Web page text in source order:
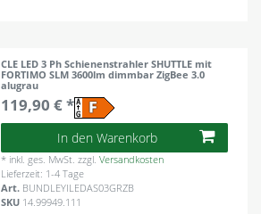
CLE LED 3 Ph Schienenstrahler SHUTTLE mit
FORTIMO SLM 3600lm dimmbar ZigBee 3.0
alugrau
119,90 € *
In den Warenkorb
* inkl. ges. MwSt. zzgl.Versandkosten
Lieferzeit: 1-4 Tage
Art. BUNDLEYILEDAS03GRZB
SKU 14.99949.111